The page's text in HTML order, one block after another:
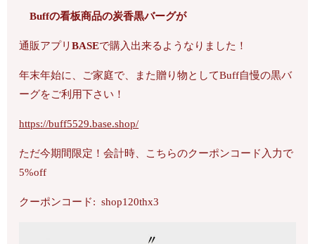
Buffの看板商品の炭香黒バーグが
通販アプリBASEで購入出来るようなりました！
年末年始に、ご家庭で、また贈り物としてBuff自慢の黒バ
ーグをご利用下さい！
https://buff5529.base.shop/
ただ今期間限定！会計時、こちらのクーポンコード入力で
5%off
クーポンコード: shop120thx3